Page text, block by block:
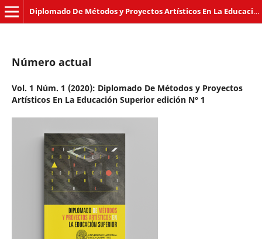
Diplomado De Métodos y Proyectos Artísticos En La Educación Superior
Número actual
Vol. 1 Núm. 1 (2020): Diplomado De Métodos y Proyectos
Artísticos En La Educación Superior edición N° 1